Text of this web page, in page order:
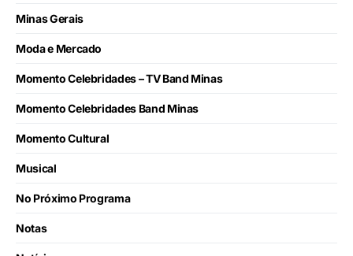
Minas Gerais
Moda e Mercado
Momento Celebridades – TV Band Minas
Momento Celebridades Band Minas
Momento Cultural
Musical
No Próximo Programa
Notas